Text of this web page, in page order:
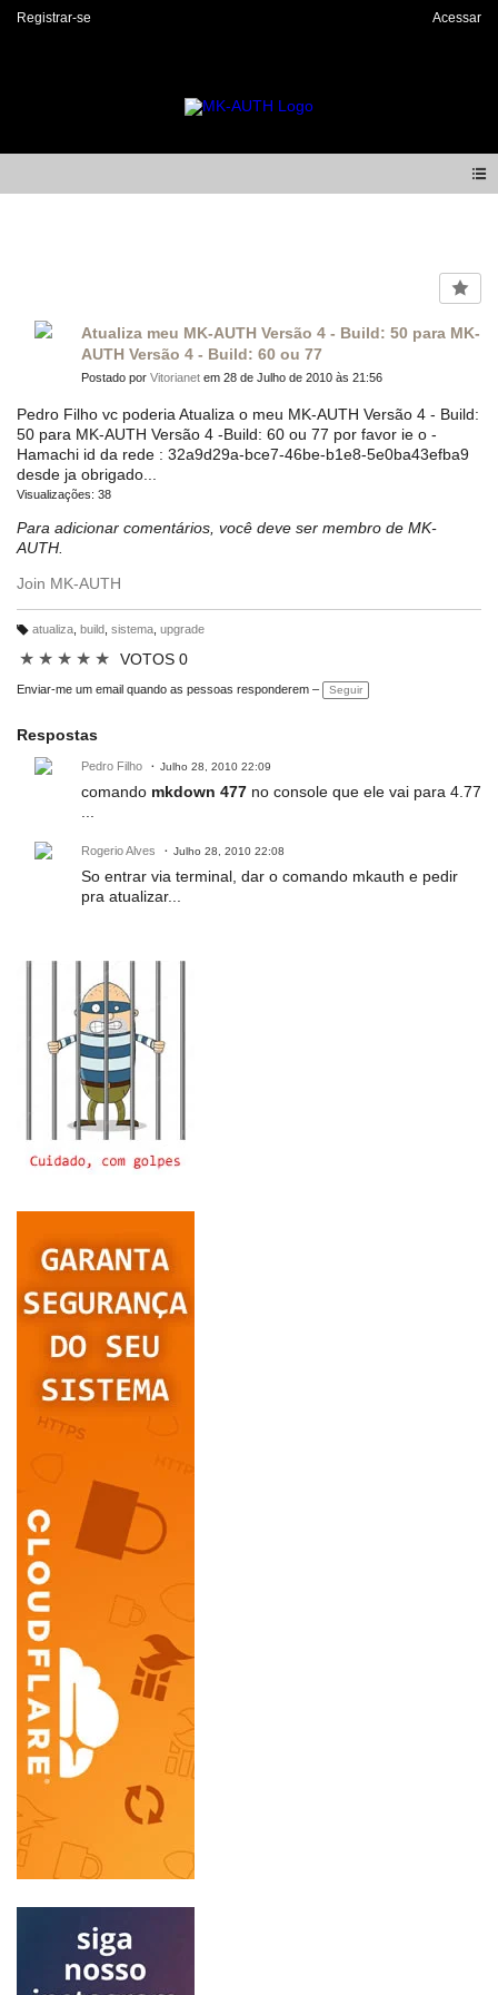
Registrar-se Acessar
Atualiza meu MK-AUTH Versão 4 - Build: 50 para MK-
AUTH Versão 4 - Build: 60 ou 77
Postado por Vitorianet em 28 de Julho de 2010 às 21:56
Pedro Filho vc poderia Atualiza o meu MK-AUTH Versão 4 - Build:
50 para MK-AUTH Versão 4 -Build: 60 ou 77 por favor ie o -
Hamachi id da rede : 32a9d29a-bce7-46be-b1e8-5e0ba43efba9
desde ja obrigado...
Visualizações: 38
Para adicionar comentários, você deve ser membro de MK-
AUTH.
Join MK-AUTH
ar
c
ç
õ
atualiza, build sistema, upgrade
★ ★ ★ ★ ★ VOTOS 0
Enviar-me um email quando as pessoas responderem – Seguir
Respostas
Pedro Filho Julho 28, 2010 22:09
comando mkdown 477 no console que ele vai para 4.77
Rogerio Alves Julho 28, 2010 22:08
So entrar via terminal, dar o comando mkauth e pedir
pra atualizar...